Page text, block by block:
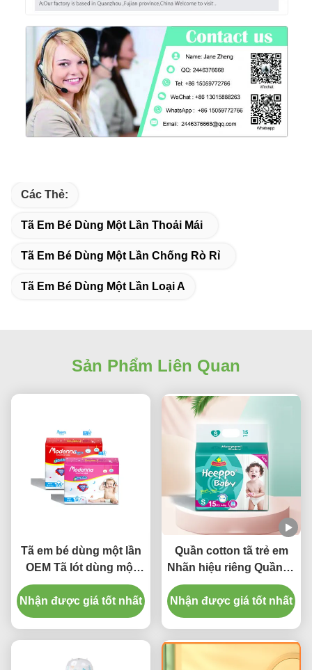
Các Thẻ:
Tã Em Bé Dùng Một Lần Thoải Mái
Tã Em Bé Dùng Một Lần Chống Rò Rỉ
Tã Em Bé Dùng Một Lần Loại A
Sản Phẩm Liên Quan
Tã em bé dùng một lần
OEM Tã lót dùng một
lần siêu thấm cho trẻ sơ
sinh
Nhận được giá tốt nhất
Quần cotton tã trẻ em
Nhãn hiệu riêng Quần tã
thoáng khí Sơ sinh
Nhận được giá tốt nhất